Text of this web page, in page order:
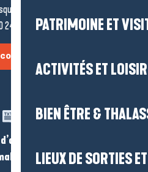
PATRIMOINE ET
ACTIVITÉS ET
BIEN ÊTRE &
LIEUX DE SORTIES
de Guérande
24 34 44
?
?